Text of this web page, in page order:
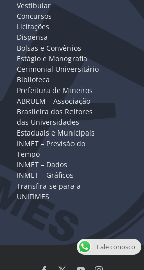
Vestibular
Concursos
Licitações
Dispensa
Bolsas e Convênios
Estágio e Monografia
Cerimonial Universitário
Biblioteca
Prefeitura de Mineiros
ABRUEM – Associação
Brasileira dos Reitores
das Universidades
Estaduais e Municipais
INMET – Previsão do
Tempo
INMET – Dados
INMET – Gráficos
Transfira-se para a
UNIFIMES
Fale conosco